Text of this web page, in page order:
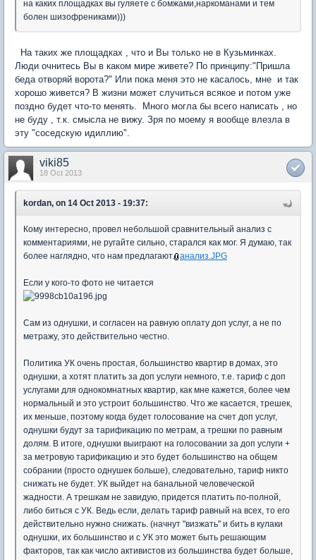
на каких площадках вы гуляете с бомжами,наркоманами и тем
болен шизофрениками)))
На таких же площадках , что и Вы только не в Кузьминках.
Люди очнитесь Вы в каком мире живете? По принципу:"Пришла
беда отворяй ворота?" Или пока меня это не касалось, мне и так
хорошо живется? В жизни может случиться всякое и потом уже
поздно будет что-то менять. Много могла бы всего написать , но
не буду , т.к. смысла не вижу. Зря по моему я вообще влезла в
эту "соседскую идиллию".
viki85
18 Oct 2013
kordan, on 14 Oct 2013 - 19:37:
Кому интересно, провел небольшой сравнительный анализ с
комментариями, не ругайте сильно, старался как мог. Я думаю, так
более наглядно, что нам предлагают. анализ.JPG
Если у кого-то фото не читается
Сам из однушки, и согласен на равную оплату доп услуг, а не по
метражу, это действительно честно.
Политика УК очень простая, большинство квартир в домах, это
однушки, а хотят платить за доп услуги немного, т.е. тариф с доп
услугами для однокомнатных квартир, как мне кажется, более чем
нормальный и это устроит большинство. Что же касается, трешек,
их меньше, поэтому когда будет голосование на счет доп услуг,
однушки будут за тарификацию по метрам, а трешки по равным
долям. В итоге, однушки выиграют на голосовании за доп услуги +
за метровую тарификацию и это будет большинство на общем
собрании (просто однушек больше), следовательно, тариф никто
снижать не будет. УК выйдет на банальной человеческой
жадности. А трешкам не завидую, придется платить по-полной,
либо биться с УК. Ведь если, делать тариф равный на всех, то его
действительно нужно снижать. (начнут "визжать" и бить в кулаки
однушки, их большинство и с УК это может быть решающим
факторов, так как число активистов из большинства будет больше,